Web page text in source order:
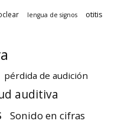
lengua de signos otitis
pérdida de audición
auditiva
Sonido en cifras